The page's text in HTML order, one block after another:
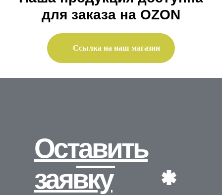
для заказа на OZON
Ссылка на наш магазин
Оставить
заявку